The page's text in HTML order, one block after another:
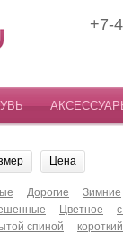
+7-
Цена
Дорогие
Зимние
Цветное
спиной